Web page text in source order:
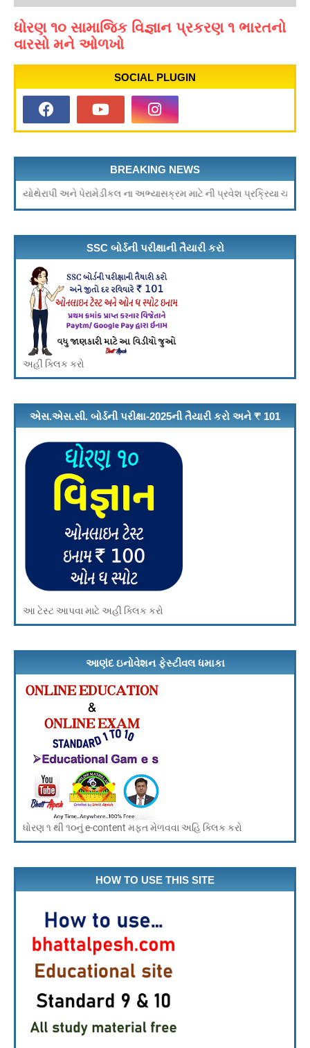
ધોરણ ૧૦ સામાજિક વિજ્ઞાન પ્રકરણ ૧ ભારતનો
વારસો મને ઓળખો
SOCIAL PLUGIN
BREAKING NEWS
અને પેરામેડીકલ ના અભ્યાસક્રમ માટે ની પ્રવેશ પ્રક્રિયા ચાલુ
SSC બોર્ડની પરીક્ષાની તૈયારી કરો
અહીં ક્લિક કરો
એસ.એસ.સી. બોર્ડની પરીક્ષા-2025ની તૈયારી કરો અને ₹ 101
આ ટેસ્ટ આપવા માટે અહીં ક્લિક કરો
આણંદ ઇનોવેશન ફેસ્ટીવલ ધમાકા
ધોરણ ૧ થી ૧૦નું e-content મફત મેળવવા અહિ ક્લિક કરો
HOW TO USE THIS SITE